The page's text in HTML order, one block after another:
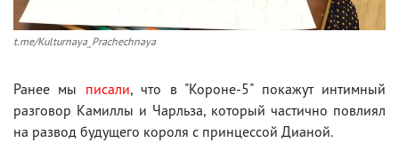
t.me/Kulturnaya_Prachechnaya
Ранее мы писали, что в "Короне-5" покажут интимный
разговор Камиллы и Чарльза, который частично повлиял
на развод будущего короля с принцессой Дианой.